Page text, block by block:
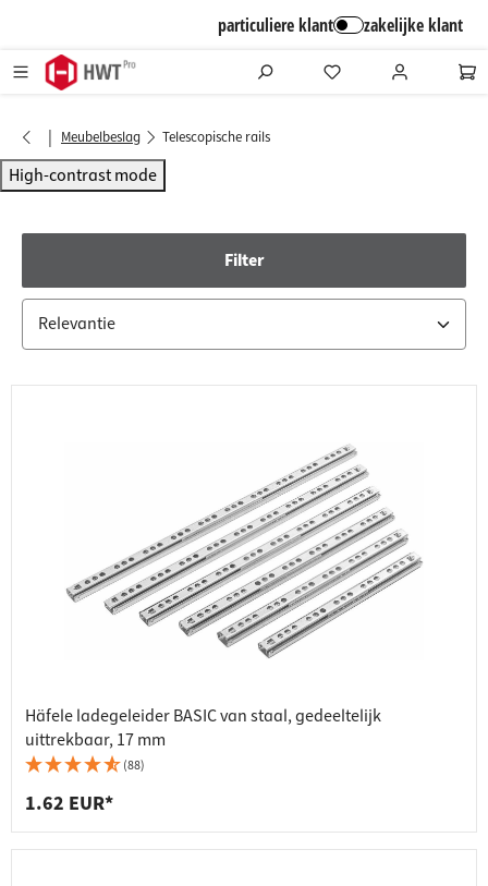
particuliere klant zakelijke klant
| Meubelbeslag Telescopische rails
High-contrast mode
Filter
Häfele ladegeleider BASIC van staal, gedeeltelijk
uittrekbaar, 17 mm
(88)
1.62 EUR*